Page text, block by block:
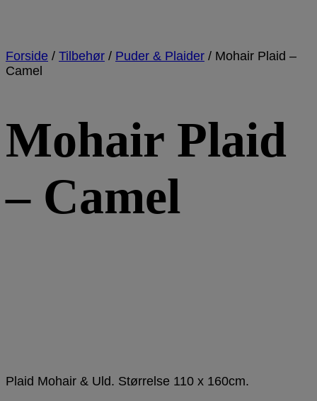
Forside / Tilbehør / Puder & Plaider / Mohair Plaid –
Camel
Mohair Plaid
– Camel
Plaid Mohair & Uld. Størrelse 110 x 160cm.